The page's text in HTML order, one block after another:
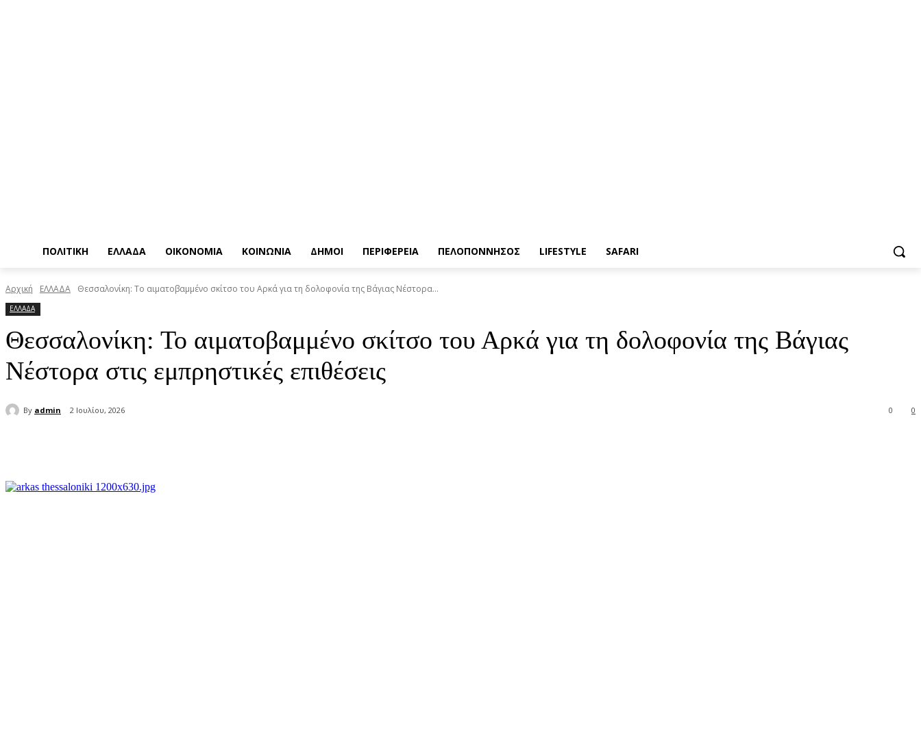
ΠΟΛΙΤΙΚΗ ΕΛΛΑΔΑ ΟΙΚΟΝΟΜΙΑ ΚΟΙΝΩΝΙΑ ΔΗΜΟΙ ΠΕΡΙΦΕΡΕΙΑ ΠΕΛΟΠΟΝΝΗΣΟΣ LIFESTYLE SAFARI
Αρχική ΕΛΛΑΔΑ Θεσσαλονίκη: Το αιματοβαμμένο σκίτσο του Αρκά για τη δολοφονία της Βάγιας Νέστορα...
ΕΛΛΑΔΑ
Θεσσαλονίκη: Το αιματοβαμμένο σκίτσο του Αρκά για τη δολοφονία της Βάγιας
Νέστορα στις εμπρηστικές επιθέσεις
By admin 2 Ιουλίου, 2026 0
0